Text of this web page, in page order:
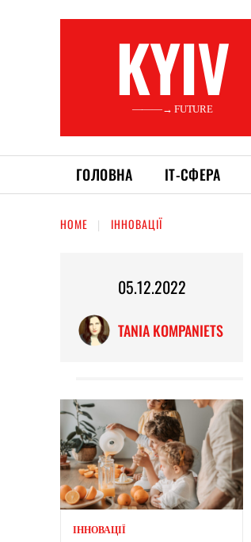
KYIV
———→ FUTURE
ГОЛОВНА ІТ-СФЕРА
HOME ІННОВАЦІЇ
05.12.2022
TANIA KOMPANIETS
ІННОВАЦІЇ